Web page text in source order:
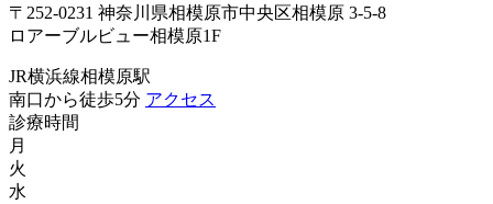
〒252-0231 神奈川県相模原市中央区相模原 3-5-8
ロアーブルビュー相模原1F
JR横浜線相模原駅
南口から徒歩5分 アクセス
診療時間
月
火
水